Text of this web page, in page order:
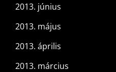
2013. június
2013. május
2013. április
2013. március